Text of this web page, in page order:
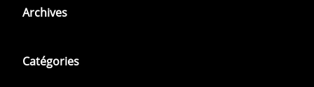
Archives
Catégories